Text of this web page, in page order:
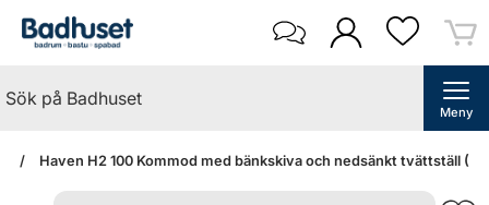
Meny
Haven H2 100 Kommod med bänkskiva och nedsänkt tvättställ